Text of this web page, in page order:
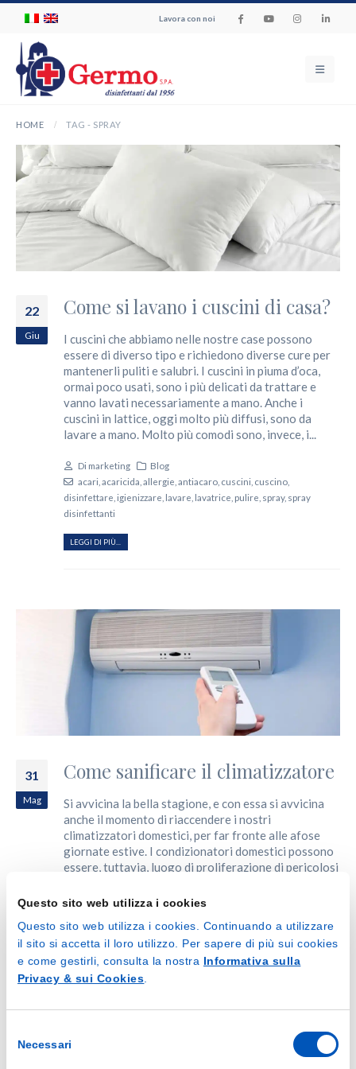
Questo sito web utilizza i cookies
Questo sito web utilizza i cookies. Continuando a utilizzare
il sito si accetta il loro utilizzo. Per sapere di più sui cookies
e come gestirli, consulta la nostra Informativa sulla
Privacy & sui Cookies
delNecessari
Lavora con noi
HOME TAG - SPRAY
22
Giu
Come si lavano i cuscini di casa?
I cuscini che abbiamo nelle nostre case possono
essere di diverso tipo e richiedono diverse cure per
mantenerli puliti e salubri. I cuscini in piuma d’oca,
ormai poco usati, sono i più delicati da trattare e
vanno lavati necessariamente a mano. Anche i
cuscini in lattice, oggi molto più diffusi, sono da
lavare a mano. Molto più comodi sono, invece, i...
Di marketing
Blog
acari acaricida allergie antiacaro, cuscini cuscino,
disinfettare igienizzare lavare lavatrice pulire spray, spray
disinfettanti
LEGGI DI PIÙ...
31
Mag
Come sanificare il climatizzatore
Si avvicina la bella stagione, e con essa si avvicina
anche il momento di riaccendere i nostri
climatizzatori domestici, per far fronte alle afose
giornate estive. I condizionatori domestici possono
essere, tuttavia, luogo di proliferazione di pericolosi
causare quindi disturbi respiratori più o meno gravi.
ma soprattutto...
Dimarketing
Blog
battericida,climatizzatore
spray disinfettanti